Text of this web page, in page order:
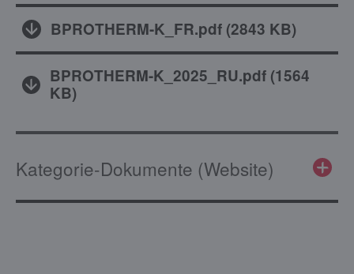
BPROTHERM-K_FR.pdf (2843 KB)
BPROTHERM-K_2025_RU.pdf(1564
KB)
Kategorie-Dokumente (Website)